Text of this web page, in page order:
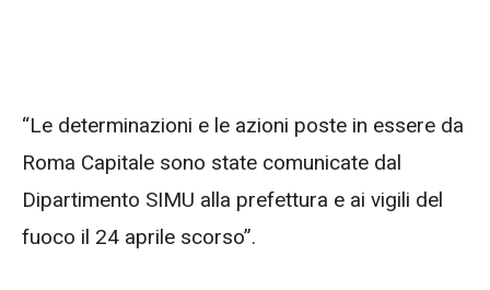
“Le determinazioni e le azioni poste in essere da
Roma Capitale sono state comunicate dal
Dipartimento SIMU alla prefettura e ai vigili del
fuoco il 24 aprile scorso”.